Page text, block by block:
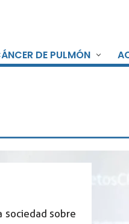
DE PULMÓN
sociedad sobre